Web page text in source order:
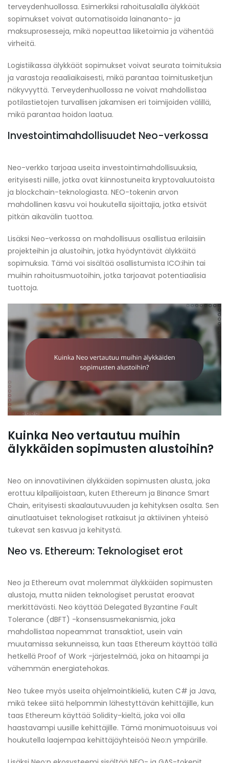
terveydenhuollossa. Esimerkiksi rahoitusalalla älykkäät
sopimukset voivat automatisoida lainananto- ja
maksuprosesseja, mikä nopeuttaa liiketoimia ja vähentää
virheitä.
Logistiikassa älykkäät sopimukset voivat seurata toimituksia
ja varastoja reaaliaikaisesti, mikä parantaa toimitusketjun
näkyvyyttä. Terveydenhuollossa ne voivat mahdollistaa
potilastietojen turvallisen jakamisen eri toimijoiden välillä,
mikä parantaa hoidon laatua.
Investointimahdollisuudet Neo-verkossa
Neo-verkko tarjoaa useita investointimahdollisuuksia,
erityisesti niille, jotka ovat kiinnostuneita kryptovaluutoista
ja blockchain-teknologiasta. NEO-tokenin arvon
mahdollinen kasvu voi houkutella sijoittajia, jotka etsivät
pitkän aikavälin tuottoa.
Lisäksi Neo-verkossa on mahdollisuus osallistua erilaisiin
projekteihin ja alustoihin, jotka hyödyntävät älykkäitä
sopimuksia. Tämä voi sisältää osallistumista ICO:ihin tai
muihin rahoitusmuotoihin, jotka tarjoavat potentiaalisia
tuottoja.
Kuinka Neo vertautuu muihin
älykkäiden sopimusten alustoihin?
Neo on innovatiivinen älykkäiden sopimusten alusta, joka
erottuu kilpailijoistaan, kuten Ethereum ja Binance Smart
Chain, erityisesti skaalautuvuuden ja kehityksen osalta. Sen
ainutlaatuiset teknologiset ratkaisut ja aktiivinen yhteisö
tukevat sen kasvua ja kehitystä.
Neo vs. Ethereum: Teknologiset erot
Neo ja Ethereum ovat molemmat älykkäiden sopimusten
alustoja, mutta niiden teknologiset perustat eroavat
merkittävästi. Neo käyttää Delegated Byzantine Fault
Tolerance (dBFT) -konsensusmekanismia, joka
mahdollistaa nopeammat transaktiot, usein vain
muutamissa sekunneissa, kun taas Ethereum käyttää tällä
hetkellä Proof of Work -järjestelmää, joka on hitaampi ja
vähemmän energiatehokas.
Neo tukee myös useita ohjelmointikieliä, kuten C# ja Java,
mikä tekee siitä helpommin lähestyttävän kehittäjille, kun
taas Ethereum käyttää Solidity-kieltä, joka voi olla
haastavampi uusille kehittäjille. Tämä monimuotoisuus voi
houkutella laajempaa kehittäjäyhteisöä Neo:n ympärille.